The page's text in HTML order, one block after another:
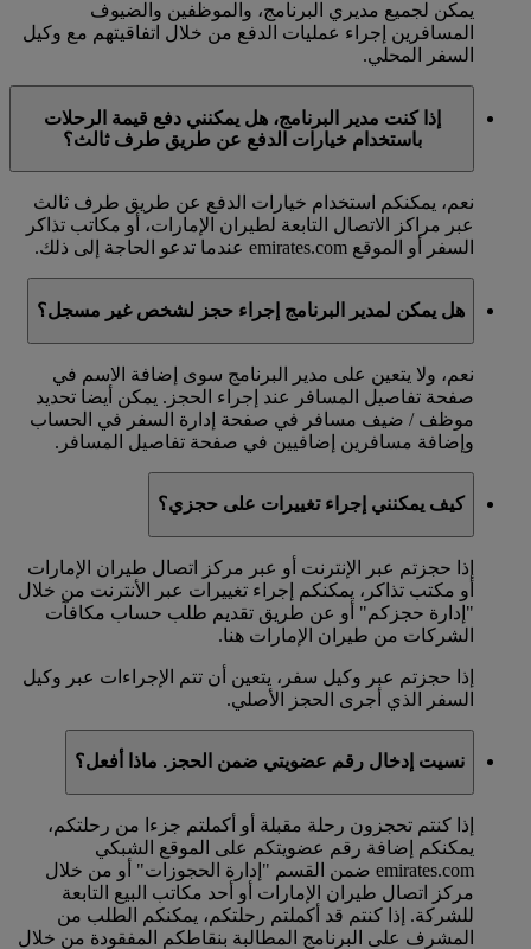
يمكن لجميع مديري البرنامج، والموظفين والضيوف
المسافرين إجراء عمليات الدفع من خلال اتفاقيتهم مع وكيل
السفر المحلي.
إذا كنت مدير البرنامج، هل يمكنني دفع قيمة الرحلات
باستخدام خيارات الدفع عن طريق طرف ثالث؟
نعم، يمكنكم استخدام خيارات الدفع عن طريق طرف ثالث
عبر مراكز الاتصال التابعة لطيران الإمارات، أو مكاتب تذاكر
السفر أو الموقع emirates.com عندما تدعو الحاجة إلى ذلك.
هل يمكن لمدير البرنامج إجراء حجز لشخص غير مسجل؟
نعم، ولا يتعين على مدير البرنامج سوى إضافة الاسم في
صفحة تفاصيل المسافر عند إجراء الحجز. يمكن أيضا تحديد
موظف / ضيف مسافر في صفحة إدارة السفر في الحساب
وإضافة مسافرين إضافيين في صفحة تفاصيل المسافر.
كيف يمكنني إجراء تغييرات على حجزي؟
إذا حجزتم عبر الإنترنت أو عبر مركز اتصال طيران الإمارات
أو مكتب تذاكر، يمكنكم إجراء تغييرات عبر الأنترنت من خلال
"إدارة حجزكم" أو عن طريق تقديم طلب حساب مكافآت
الشركات من طيران الإمارات هنا.
إذا حجزتم عبر وكيل سفر، يتعين أن تتم الإجراءات عبر وكيل
السفر الذي أجرى الحجز الأصلي.
نسيت إدخال رقم عضويتي ضمن الحجز. ماذا أفعل؟
إذا كنتم تحجزون رحلة مقبلة أو أكملتم جزءا من رحلتكم،
يمكنكم إضافة رقم عضويتكم على الموقع الشبكي
emirates.com ضمن القسم "إدارة الحجوزات" أو من خلال
مركز اتصال طيران الإمارات أو أحد مكاتب البيع التابعة
للشركة. إذا كنتم قد أكملتم رحلتكم، يمكنكم الطلب من
المشرف على البرنامج المطالبة بنقاطكم المفقودة من خلال